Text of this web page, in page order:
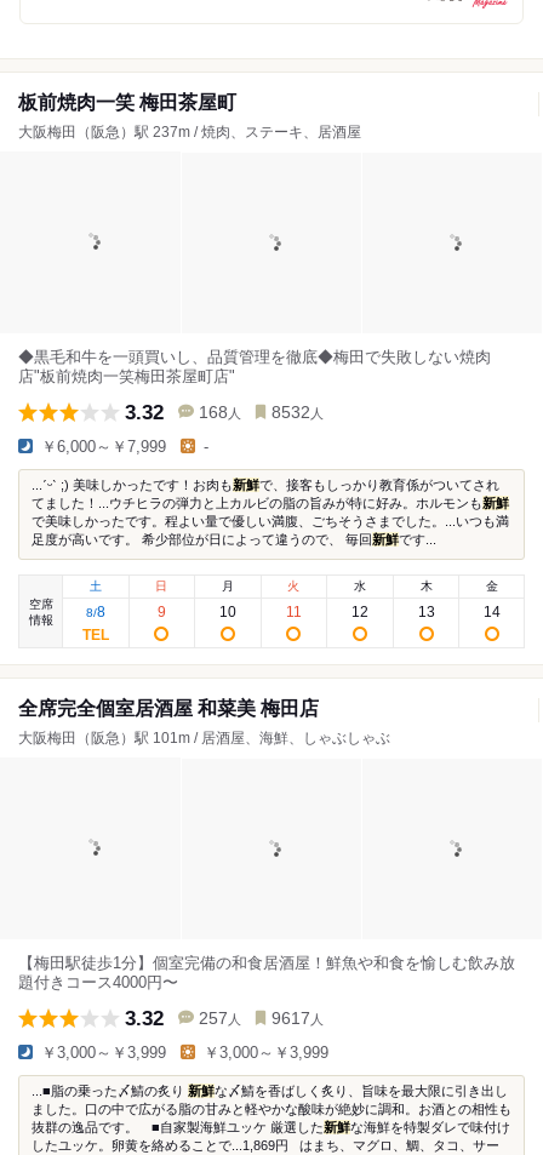
板前焼肉一笑 梅田茶屋町
大阪梅田（阪急）駅 237m / 焼肉、ステーキ、居酒屋
◆黒毛和牛を一頭買いし、品質管理を徹底◆梅田で失敗しない焼肉
店"板前焼肉一笑梅田茶屋町店"
3.32 168 人 8532 人
￥6,000～￥7,999 -
...ˊᵕˋ ;) 美味しかったです！お肉も新鮮で、接客もしっかり教育係がついてされ
てました！...ウチヒラの弾力と上カルビの脂の旨みが特に好み。ホルモンも新鮮
で美味しかったです。程よい量で優しい満腹、ごちそうさまでした。...いつも満
足度が高いです。 希少部位が日によって違うので、 毎回新鮮です...
空席
情報
土
8/8
日
9
月
10
火
11
水
12
木
13
金
14
全席完全個室居酒屋 和菜美 梅田店
大阪梅田（阪急）駅 101m / 居酒屋、海鮮、しゃぶしゃぶ
【梅田駅徒歩1分】個室完備の和食居酒屋！鮮魚や和食を愉しむ飲み放
題付きコース4000円〜
3.32 257 人 9617 人
￥3,000～￥3,999 ￥3,000～￥3,999
...■脂の乗った〆鯖の炙り 新鮮な〆鯖を香ばしく炙り、旨味を最大限に引き出し
ました。口の中で広がる脂の甘みと軽やかな酸味が絶妙に調和。お酒との相性も
抜群の逸品です。 ■自家製海鮮ユッケ 厳選した新鮮な海鮮を特製ダレで味付け
したユッケ。卵黄を絡めることで...1,869円 はまち、マグロ、鯛、タコ、サー